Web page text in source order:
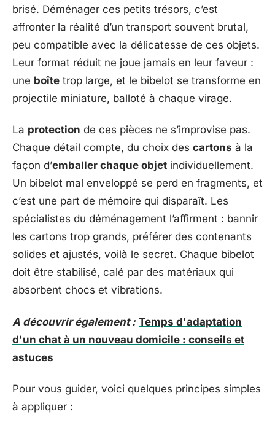
brisé. Déménager ces petits trésors, c’est
affronter la réalité d’un transport souvent brutal,
peu compatible avec la délicatesse de ces objets.
Leur format réduit ne joue jamais en leur faveur :
une boîte trop large, et le bibelot se transforme en
projectile miniature, balloté à chaque virage.
La protection de ces pièces ne s’improvise pas.
Chaque détail compte, du choix des cartons à la
façon d’emballer chaque objet individuellement.
Un bibelot mal enveloppé se perd en fragments, et
c’est une part de mémoire qui disparaît. Les
spécialistes du déménagement l’affirment : bannir
les cartons trop grands, préférer des contenants
solides et ajustés, voilà le secret. Chaque bibelot
doit être stabilisé, calé par des matériaux qui
absorbent chocs et vibrations.
A découvrir également : Temps d'adaptation
d'un chat à un nouveau domicile : conseils et
astuces
Pour vous guider, voici quelques principes simples
à appliquer :